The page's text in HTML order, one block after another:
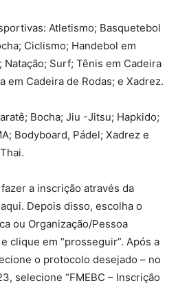
Atletismo; Basquetebol
Ciclismo; Handebol em
Natação; Surf; Tênis em Cadeira
em Cadeira de Rodas; e Xadrez.
Bocha; Jiu -Jitsu; Hapkido;
Bodyboard, Pádel; Xadrez e
a inscrição através da
Depois disso, escolha o
ou Organização/Pessoa
clique em “prosseguir”. Após a
o protocolo desejado – no
selecione “FMEBC – Inscrição